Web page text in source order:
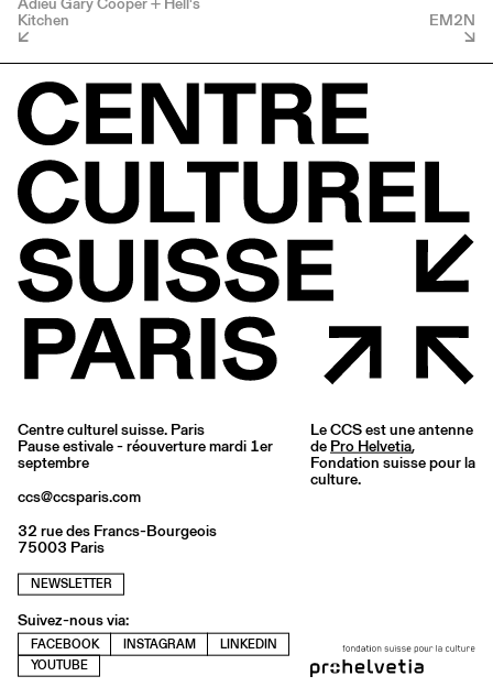
Kitchen EM2N
Centre culturel suisse. Paris
Pause estivale - réouverture mardi 1er
septembre
ccs@ccsparis.com
32 rue des Francs-Bourgeois
75003 Paris
NEWSLETTER
Suivez-nous via:
FACEBOOK INSTAGRAM
LINKEDIN
YOUTUBE
Le CCS est une antenne
de Pro Helvetia,
Fondation suisse pour la
culture.